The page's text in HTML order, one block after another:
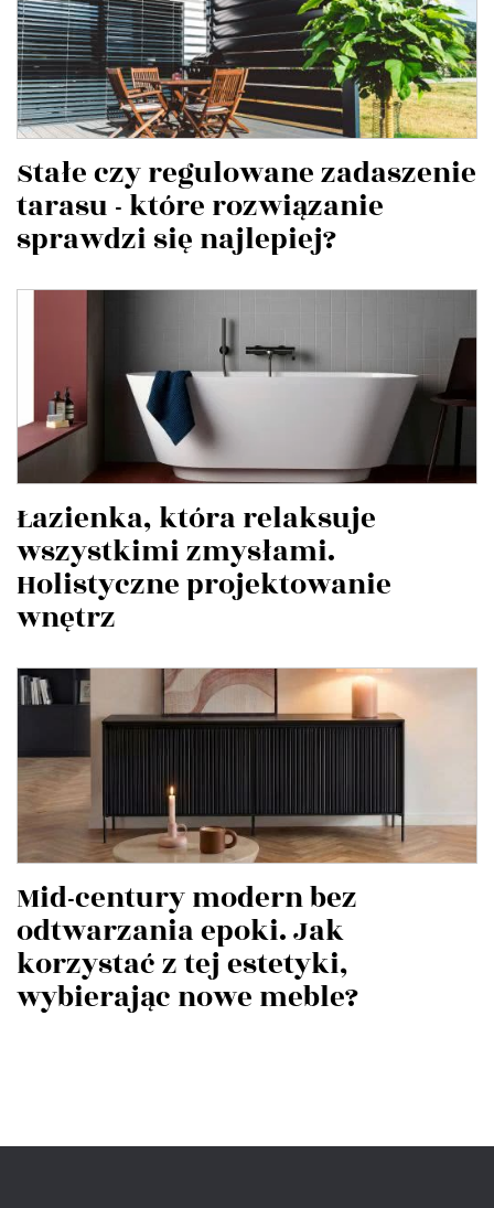
Stałe czy regulowane zadaszenie
tarasu - które rozwiązanie
sprawdzi się najlepiej?
Łazienka, która relaksuje
wszystkimi zmysłami.
Holistyczne projektowanie
wnętrz
Mid-century modern bez
odtwarzania epoki. Jak
korzystać z tej estetyki,
wybierając nowe meble?